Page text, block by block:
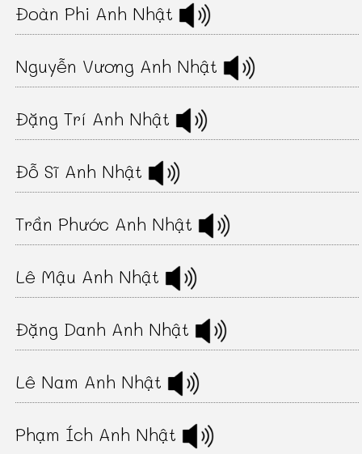
Đoàn Phi Anh Nhật
Nguyễn Vương Anh Nhật
Đặng Trí Anh Nhật
Đỗ Sĩ Anh Nhật
Trần Phước Anh Nhật
Lê Mậu Anh Nhật
Đặng Danh Anh Nhật
Lê Nam Anh Nhật
Phạm Ích Anh Nhật